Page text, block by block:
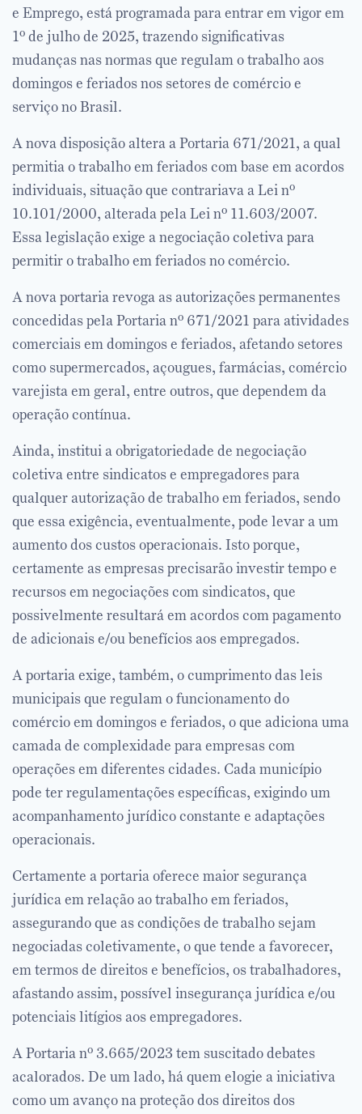
e Emprego, está programada para entrar em vigor em
1º de julho de 2025, trazendo significativas
mudanças nas normas que regulam o trabalho aos
domingos e feriados nos setores de comércio e
serviço no Brasil.
A nova disposição altera a Portaria 671/2021, a qual
permitia o trabalho em feriados com base em acordos
individuais, situação que contrariava a Lei nº
10.101/2000, alterada pela Lei nº 11.603/2007.
Essa legislação exige a negociação coletiva para
permitir o trabalho em feriados no comércio.
A nova portaria revoga as autorizações permanentes
concedidas pela Portaria nº 671/2021 para atividades
comerciais em domingos e feriados, afetando setores
como supermercados, açougues, farmácias, comércio
varejista em geral, entre outros, que dependem da
operação contínua.
Ainda, institui a obrigatoriedade de negociação
coletiva entre sindicatos e empregadores para
qualquer autorização de trabalho em feriados, sendo
que essa exigência, eventualmente, pode levar a um
aumento dos custos operacionais. Isto porque,
certamente as empresas precisarão investir tempo e
recursos em negociações com sindicatos, que
possivelmente resultará em acordos com pagamento
de adicionais e/ou benefícios aos empregados.
A portaria exige, também, o cumprimento das leis
municipais que regulam o funcionamento do
comércio em domingos e feriados, o que adiciona uma
camada de complexidade para empresas com
operações em diferentes cidades. Cada município
pode ter regulamentações específicas, exigindo um
acompanhamento jurídico constante e adaptações
operacionais.
Certamente a portaria oferece maior segurança
jurídica em relação ao trabalho em feriados,
assegurando que as condições de trabalho sejam
negociadas coletivamente, o que tende a favorecer,
em termos de direitos e benefícios, os trabalhadores,
afastando assim, possível insegurança jurídica e/ou
potenciais litígios aos empregadores.
A Portaria nº 3.665/2023 tem suscitado debates
acalorados. De um lado, há quem elogie a iniciativa
como um avanço na proteção dos direitos dos